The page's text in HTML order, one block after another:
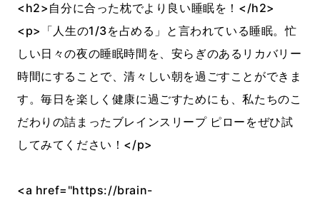
<h2>自分に合った枕でより良い睡眠を！</h2>
<p>「人生の1/3を占める」と言われている睡眠。忙
しい日々の夜の睡眠時間を、安らぎのあるリカバリー
時間にすることで、清々しい朝を過ごすことができま
す。毎日を楽しく健康に過ごすためにも、私たちのこ
だわりの詰まったブレインスリープ ピローをぜひ試
してみてください！</p>
<a href="https://brain-